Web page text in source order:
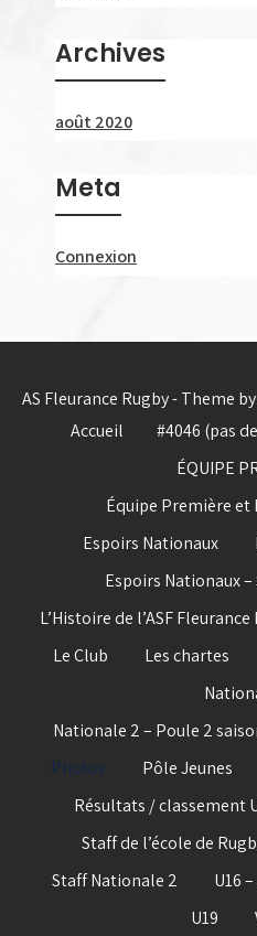
Archives
août 2020
Meta
Connexion
AS Fleurance Rugby - Theme
Accueil
#4046 (pas
ÉQUIPE
Équipe Première et
Espoirs Nationaux
Espoirs Nationaux
L’Histoire de l’ASF Fleurance
Le Club
Les chartes
Nationale 2 – Poule 2
Photos
Pôle Jeunes
Résultats / classement
Staff de l’école de
Staff Nationale 2
U16
U19